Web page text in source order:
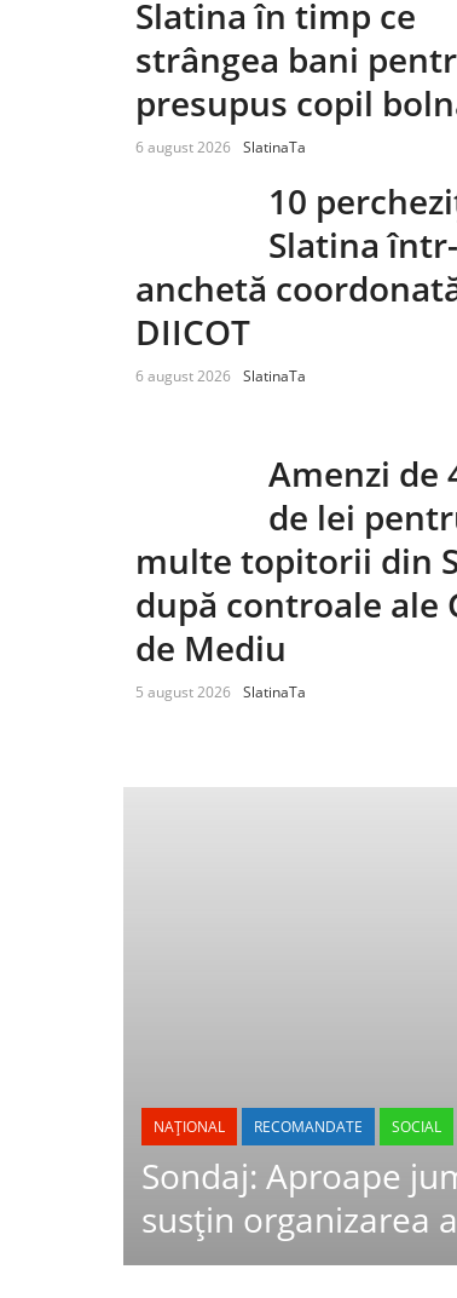
Slatina în timp ce
strângea bani
presupus copil
6 august 2026 SlatinaTa
10
Slatina
anchetă
DIICOT
6 august 2026 SlatinaTa
Amenzi de
de lei
multe topitorii din
după controale ale
de Mediu
5 august 2026 SlatinaTa
NAȚIONAL RECOMANDATE SOCIAL
Sondaj: Aproape
susțin organizarea